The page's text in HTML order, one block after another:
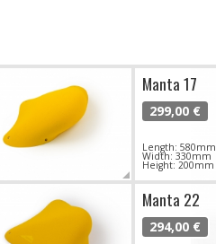
Manta 17
299,00 €
Length: 580mm
Width: 330mm
Height: 200mm
Manta 22
294,00 €